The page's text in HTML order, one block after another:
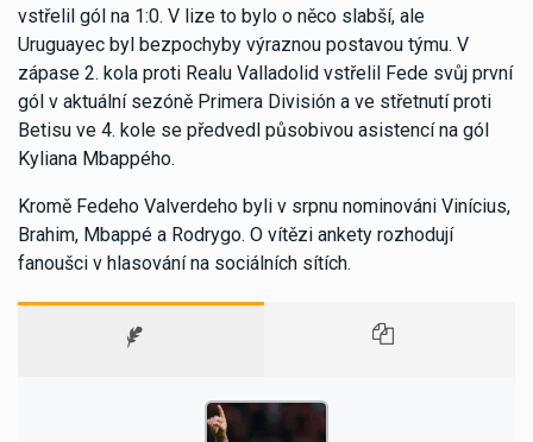
vstřelil gól na 1:0. V lize to bylo o něco slabší, ale
Uruguayec byl bezpochyby výraznou postavou týmu. V
zápase 2. kola proti Realu Valladolid vstřelil Fede svůj první
gól v aktuální sezóně Primera División a ve střetnutí proti
Betisu ve 4. kole se předvedl působivou asistencí na gól
Kyliana Mbappého.
Kromě Fedeho Valverdeho byli v srpnu nominováni Vinícius,
Brahim, Mbappé a Rodrygo. O vítězi ankety rozhodují
fanoušci v hlasování na sociálních sítích.